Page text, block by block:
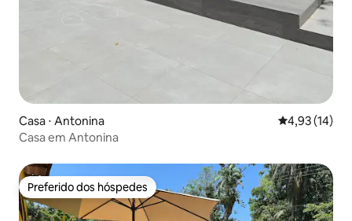
Casa ⋅ Antonina 4,93 de uma
4,93 (14)
Casa em Antonina
Preferido dos hóspedes
Preferido dos hóspedes